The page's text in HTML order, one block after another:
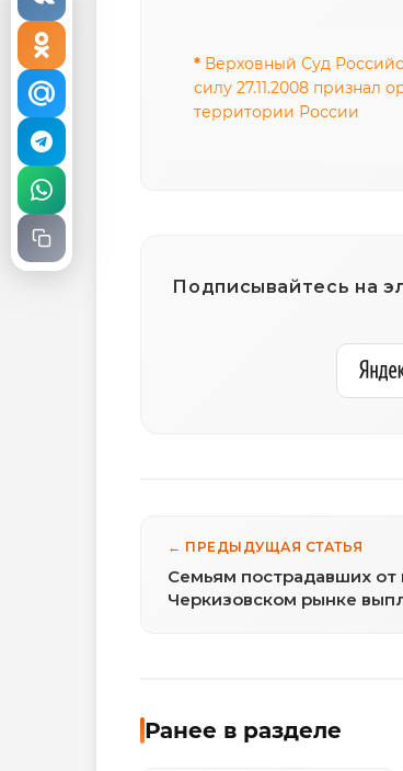
* Верховный Суд
силу 27.11.2008 признал
территории России
Подписывайтесь на
← ПРЕДЫДУЩАЯ СТАТЬЯ
Семьям пострадавших от
Черкизовском рынке
Ранее в разделе